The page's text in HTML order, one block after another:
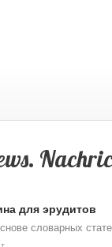
для эрудитов
словарных